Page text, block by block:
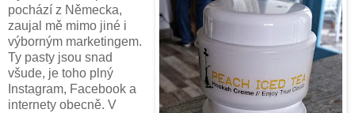
pochází z Německa,
zaujal mě mimo jiné i
výborným marketingem.
Ty pasty jsou snad
všude, je toho plný
Instagram, Facebook a
internety obecně. V